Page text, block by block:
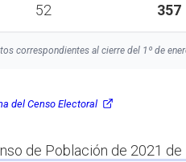
52 357
correspondientes al cierre del 1º de
del Censo Electoral
de Población de 2021 de